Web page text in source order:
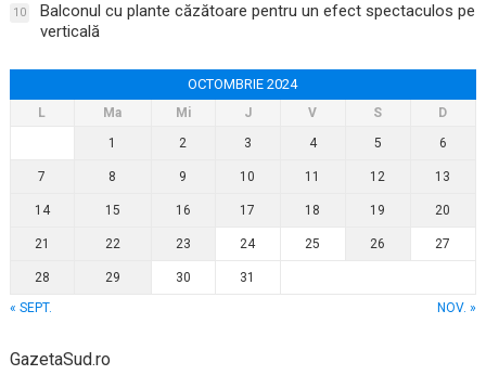
10
Balconul cu plante căzătoare pentru un efect spectaculos pe
verticală
OCTOMBRIE 2024
L Ma Mi J V S
D
1
2 3 4 5 6
7 8 9 10 11 12 13
14 15 16 17 18 19 20
21 22 23 24 25 26 27
28 29 30
31
« SEPT.
NOV. »
GazetaSud.ro